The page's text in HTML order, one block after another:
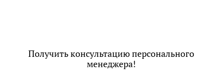
Получить консультацию персонального
менеджера!